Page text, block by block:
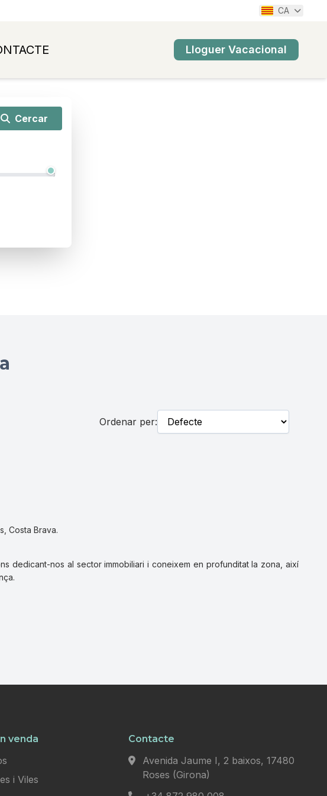
CA
Lloguer Vacacional
Cercar
Ordenar per:
Costa Brava.
dedicant-nos al sector immobiliari i coneixem en profunditat la zona, així
venda
i Viles
Contacte
Avenida Jaume I, 2 baixos, 17480
Roses (Girona)